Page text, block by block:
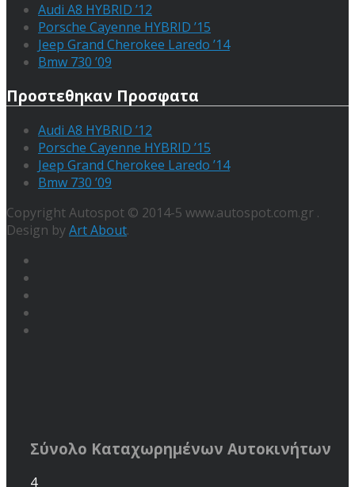
Audi A8 HYBRID ’12
Porsche Cayenne HYBRID ’15
Jeep Grand Cherokee Laredo ’14
Bmw 730 ’09
Προστεθηκαν Προσφατα
Audi A8 HYBRID ’12
Porsche Cayenne HYBRID ’15
Jeep Grand Cherokee Laredo ’14
Bmw 730 ’09
Copyright Autospot © 2014-5 www.autospot.com.gr .
Design byArt About.
Σύνολο Καταχωρημένων Αυτοκινήτων
4